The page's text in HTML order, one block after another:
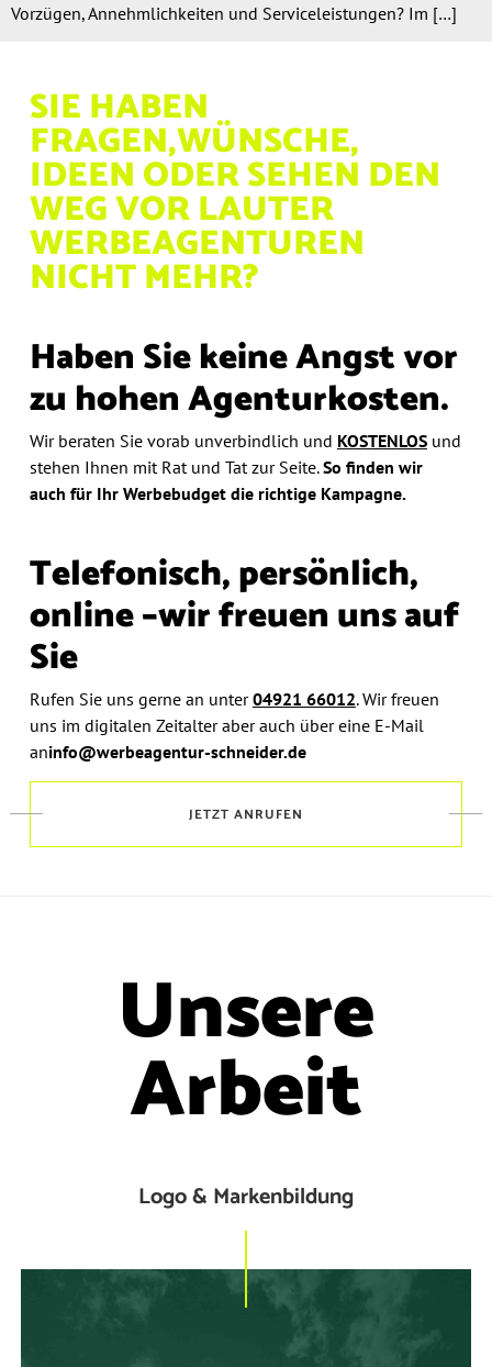
Vorzügen, Annehmlichkeiten und Serviceleistungen? Im […]
SIE HABEN
FRAGEN,WÜNSCHE,
IDEEN ODERSEHEN DEN
WEG VORLAUTER
WERBEAGENTUREN
NICHT MEHR?
Haben Sie keine Angst vor
zu hohen Agenturkosten.
Wir beraten Sie vorab unverbindlich und KOSTENLOSund
stehen Ihnen mit Rat und Tat zur Seite.So finden wir
auch für Ihr Werbebudget die richtige Kampagne.
Telefonisch, persönlich,
online –wir freuen uns auf
Sie
Rufen Sie uns gerne an unter04921 66012.Wir freuen
uns im digitalen Zeitalter aber auch über eine E-Mail
aninfo@werbeagentur-schneider.de
JETZT ANRUFEN
Unsere
Arbeit
Logo & Markenbildung